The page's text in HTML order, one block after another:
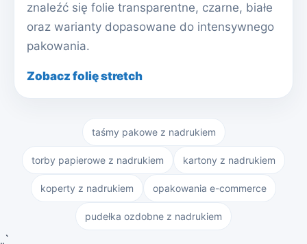
znaleźć się folie transparentne, czarne, białe
oraz warianty dopasowane do intensywnego
pakowania.
Zobacz folię stretch
taśmy pakowe z nadrukiem
torby papierowe z nadrukiem kartony z nadrukiem
koperty z nadrukiem opakowania e-commerce
pudełka ozdobne z nadrukiem
„`